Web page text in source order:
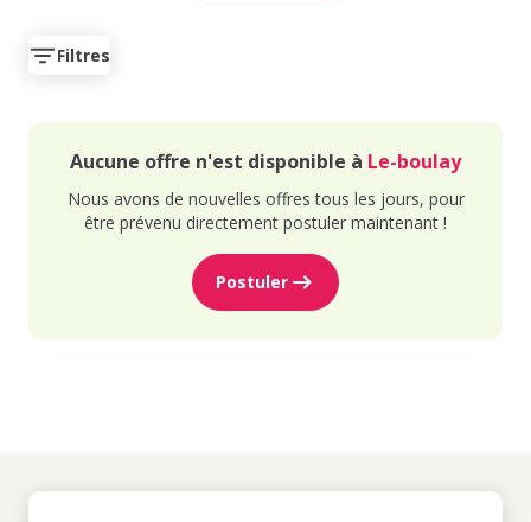
Filtres
Aucune offre n'est disponible à Le-boulay
Nous avons de nouvelles offres tous les jours, pour
être prévenu directement postuler maintenant !
Postuler